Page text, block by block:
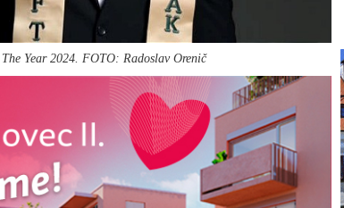
Year 2024. FOTO: Radoslav Orenič